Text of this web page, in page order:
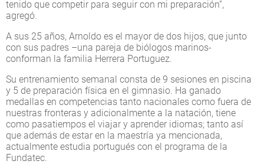
tenido que competir para seguir con mi preparación”,
agregó.
A sus 25 años, Arnoldo es el mayor de dos hijos, que junto
con sus padres –una pareja de biólogos marinos-
conforman la familia Herrera Portuguez.
Su entrenamiento semanal consta de 9 sesiones en piscina
y 5 de preparación física en el gimnasio. Ha ganado
medallas en competencias tanto nacionales como fuera de
nuestras fronteras y adicionalmente a la natación, tiene
como pasatiempos el viajar y aprender idiomas; tanto así
que además de estar en la maestría ya mencionada,
actualmente estudia portugués con el programa de la
Fundatec.